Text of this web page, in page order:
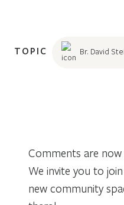
TOPIC Br. David
Comments are
We invite you to
new community